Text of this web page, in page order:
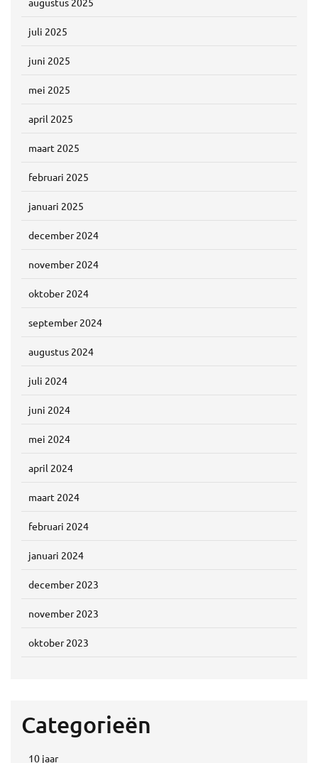
juli 2025
juni 2025
mei 2025
april 2025
maart 2025
februari 2025
januari 2025
december 2024
november 2024
oktober 2024
september 2024
augustus 2024
juli 2024
juni 2024
mei 2024
april 2024
maart 2024
februari 2024
januari 2024
december 2023
november 2023
oktober 2023
Categorieën
10 jaar